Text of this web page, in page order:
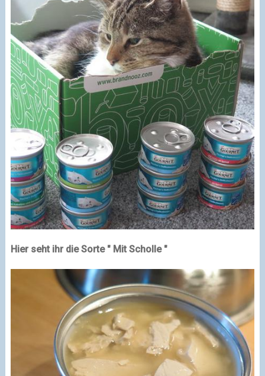
Hier seht ihr die Sorte " Mit Scholle "